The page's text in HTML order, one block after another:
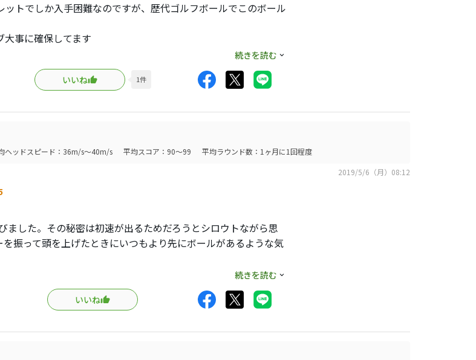
ットでしか入手困難なのですが、歴代ゴルフボールでこのボール
事に確保してます
、浮気でZ-STAR XV、TP5X、TourBXを交互に使ってました
ても忘れられないのは、芯のあるしっかりした打感の中に得も
タッチが一番合います
ときのギュインという重みのある手応え、納得の飛距離と掌に永
。
ールと思います
打感が硬く強くなった
求める強烈で凄まじい手応えの中に潜む何処か哀愁さえ漂わせ
兼ね備えたボールは世界中何処を探してもこの330Xだけだった
続きを読む
いいね 1件
ヘッドスピード：36m/s～40m/s 平均スコア：90～99
平均ラウンド数：1ヶ月に1回程度
2019/5/6（月）08:12
ました。その秘密は初速が出るためだろうとシロウトながら思
を振って頭を上げたときにいつもより先にボールがあるような気
方向が安定しない人にもオススメです。曲がり始める前にだいぶ
ればありがたいです。
続きを読む
いいね